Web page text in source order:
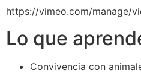
https://vimeo.com/manage/
Lo que
Convivencia con